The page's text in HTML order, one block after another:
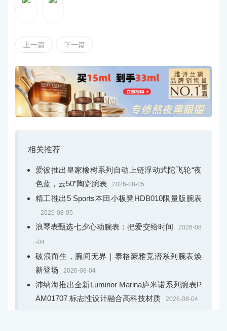
表壳厚度：15.5毫米
 IWC万国表
日内瓦钟表
展
爱彼推出皇家橡树系列自动上链浮动式陀飞轮“夜
色蓝，云50”陶瓷腕表
2026-08-05
精工推出5 Sports本田小板凳HDB010限量版腕表